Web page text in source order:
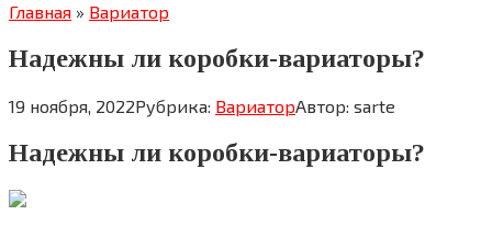
Главная » Вариатор
Надежны ли коробки-вариаторы?
19 ноября, 2022Рубрика: ВариаторАвтор: sarte
Надежны ли коробки-вариаторы?